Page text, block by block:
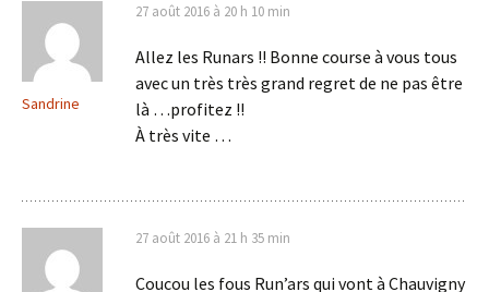
Sandrine
27 août 2016 à 20 h 10 min
Allez les Runars !! Bonne course à vous tous
avec un très très grand regret de ne pas être
là …profitez !!
À très vite …
27 août 2016 à 21 h 35 min
Coucou les fous Run’ars qui vont à Chauvigny